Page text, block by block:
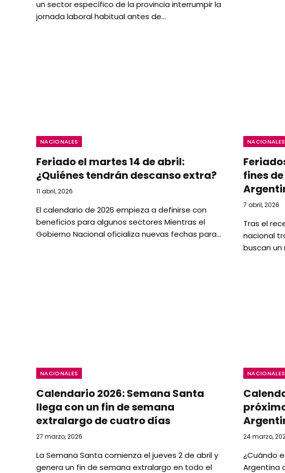
un sector específico de la provincia interrumpir la
jornada laboral habitual antes de…
NACIONALES
Feriado el martes 14 de abril:
¿Quiénes tendrán descanso extra?
11 abril, 2026
El calendario de 2026 empieza a definirse con
beneficios para algunos sectores Mientras el
Gobierno Nacional oficializa nuevas fechas para…
NACIONALES
fines
7 abril, 2026
Tras el
nacional
buscan un
NACIONALES
​Calendario 2026: Semana Santa
llega con un fin de semana
extralargo de cuatro días
27 marzo, 2026
​La Semana Santa comienza el jueves 2 de abril y
genera un fin de semana extralargo en todo el
NACIONALES
24 marzo,
¿Cuándo
Argentina